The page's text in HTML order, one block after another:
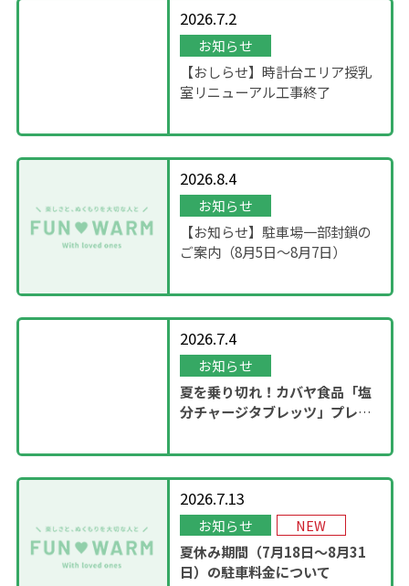
2026.7.2
お知らせ
【おしらせ】時計台エリア授乳
室リニューアル工事終了
2026.8.4
お知らせ
【お知らせ】駐車場一部封鎖の
ご案内（8月5日〜8月7日）
2026.7.4
お知らせ
夏を乗り切れ！カバヤ食品「塩
分チャージタブレッツ」プレゼ
2026.7.13
お知らせ NEW
夏休み期間（7月18日～8月31
日）の駐車料金について